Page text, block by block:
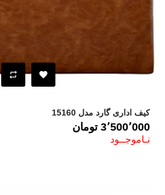
کیف اداری گارد مدل 15160
قیمت
3٬500٬000 ‎تومان
نـاموجــود